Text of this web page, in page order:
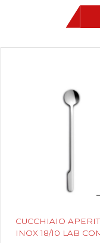
CUCCHIAIO
INOX 18/10 LAB